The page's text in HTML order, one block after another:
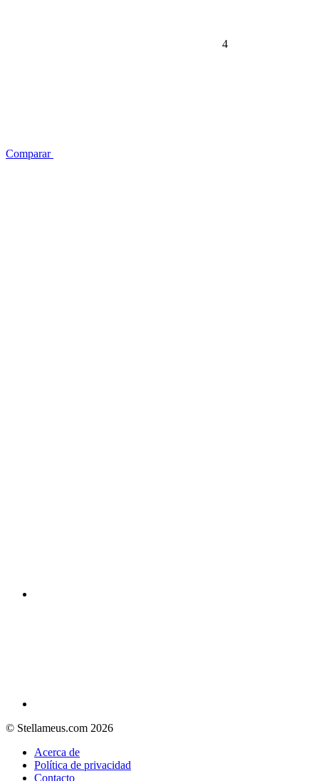
4
Comparar
© Stellameus.com 2026
Acerca de
Política de privacidad
Contacto